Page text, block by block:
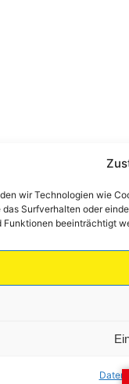
wir Technologien wie
Surfverhalten oder
beeinträchtigt